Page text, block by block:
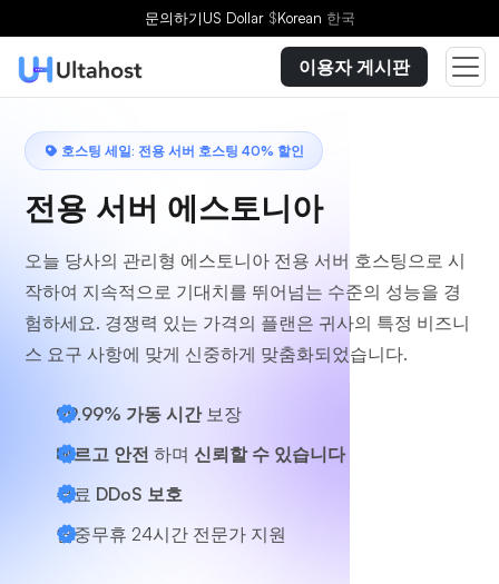
문의하기US Dollar $Korean 한국
이용자 게시판
호스팅 세일: 전용 서버 호스팅 40% 할인
전용 서버 에스토니아
오늘 당사의 관리형 에스토니아 전용 서버 호스팅으로 시
작하여 지속적으로 기대치를 뛰어넘는 수준의 성능을 경
험하세요. 경쟁력 있는 가격의 플랜은 귀사의 특정 비즈니
스 요구 사항에 맞게 신중하게 맞춤화되었습니다.
99.99% 가동 시간보장
빠르고 안전 하며 신뢰할 수 있습니다
무료 DDoS 보호
연중무휴 24시간 전문가 지원